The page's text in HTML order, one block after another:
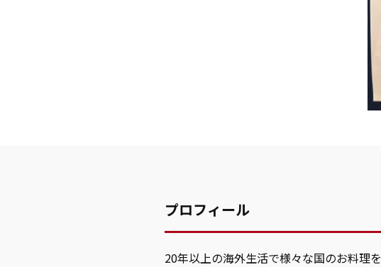
プロフィール
20年以上の海外生活で様々な国のお料理